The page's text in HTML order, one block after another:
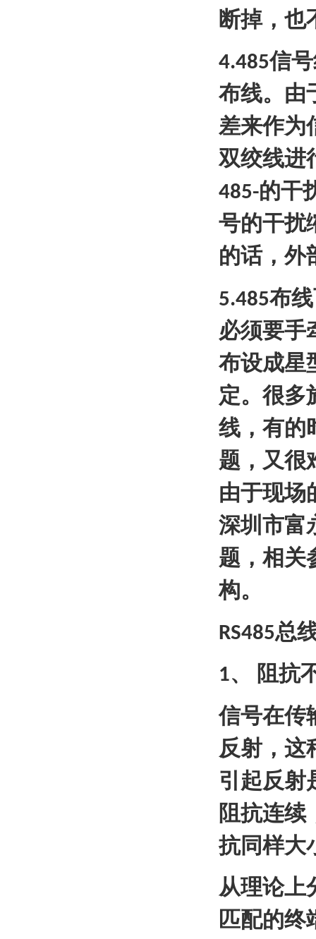
断掉，也
4.485信
布线。由
差来作为
双绞线进
485-的干
号的干扰
的话，外
5.485布
必须要手
布设成星
定。很多
线，有的
题，又很
由于现场
深圳市富
题，相关
构。
RS485总
1、
阻抗
信号在传
反射，这
引起反射
阻抗连续
抗同样大
从理论上
匹配的终